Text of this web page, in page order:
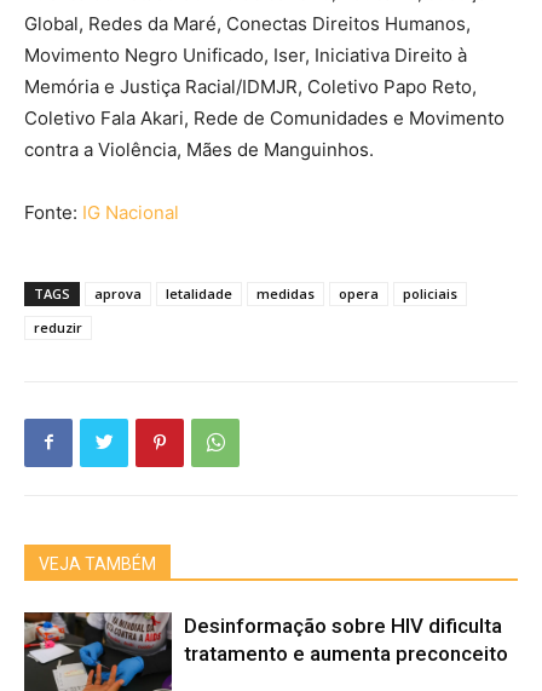
Global, Redes da Maré, Conectas Direitos Humanos,
Movimento Negro Unificado, Iser, Iniciativa Direito à
Memória e Justiça Racial/IDMJR, Coletivo Papo Reto,
Coletivo Fala Akari, Rede de Comunidades e Movimento
contra a Violência, Mães de Manguinhos.
Fonte: IG Nacional
TAGS aprova letalidade medidas opera
policiais
reduzir
VEJA TAMBÉM
Desinformação sobre HIV dificulta
tratamento e aumenta preconceito